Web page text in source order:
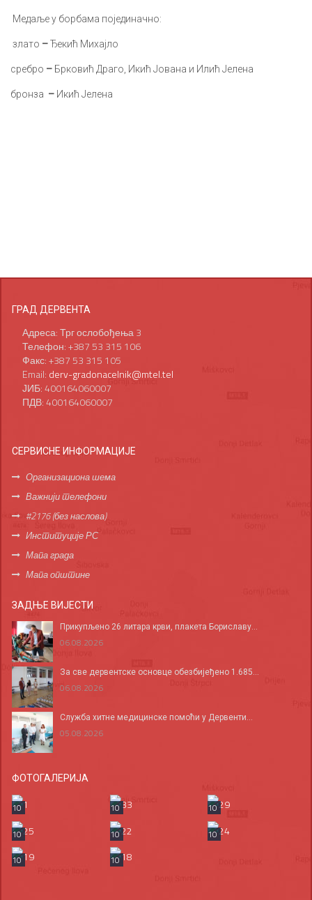
Медаље у борбама појединачно:
злато –Ђекић Михајло
сребро – Брковић Драго, Икић Јована и Илић Јелена
бронза – Икић Јелена
ГРАД ДЕРВЕНТА
Адреса: Трг ослобођења 3
Телефон: +387 53 315 106
Факс: +387 53 315 105
Email: derv-gradonacelnik@mtel.tel
ЈИБ: 400164060007
ПДВ: 400164060007
СЕРВИСНЕ ИНФОРМАЦИЈЕ
Организациона шема
Важнији телефони
#2176 (без наслова)
Институције РС
Мапа града
Мапа општине
ЗАДЊЕ ВИЈЕСТИ
Прикупљено 26 литара крви, плакета Бориславу...
06.08.2026
За све дервентске основце обезбијеђено 1.685...
06.08.2026
Служба хитне медицинске помоћи у Дервенти...
05.08.2026
ФОТОГАЛЕРИЈА
10 10
10
10
10
10
10
10